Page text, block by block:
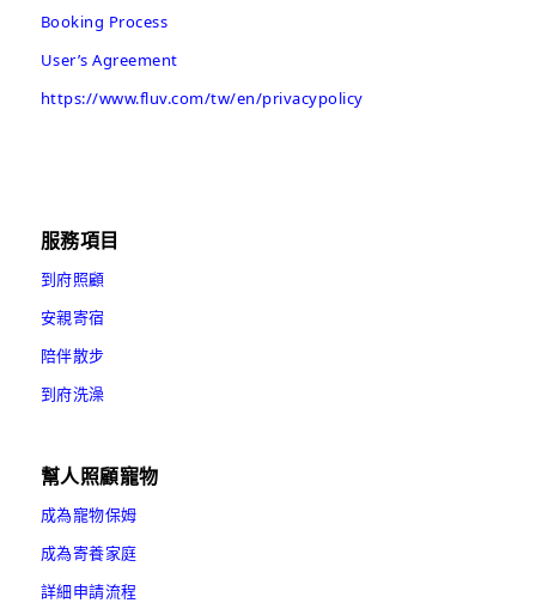
Booking Process
User’s Agreement
https://www.fluv.com/tw/en/privacypolicy
服務項目
到府照顧
安親寄宿
陪伴散步
到府洗澡
幫人照顧寵物
成為寵物保姆
成為寄養家庭
詳細申請流程